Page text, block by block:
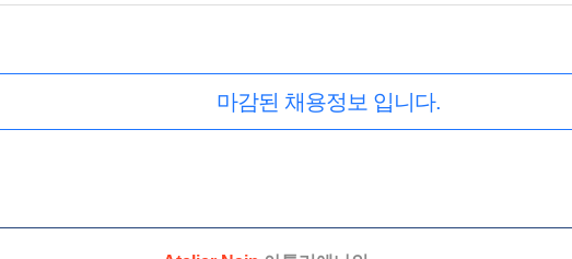
마감된 채용정보 입니다.